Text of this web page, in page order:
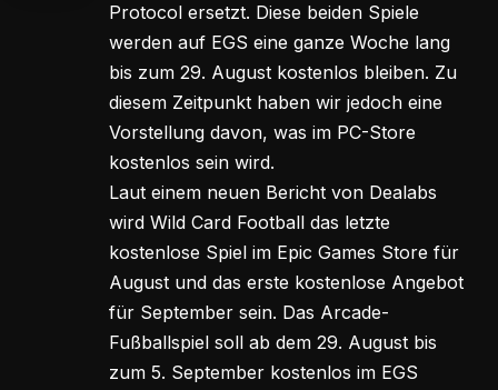
Protocol ersetzt. Diese beiden Spiele
werden auf EGS eine ganze Woche lang
bis zum 29. August kostenlos bleiben. Zu
diesem Zeitpunkt haben wir jedoch eine
Vorstellung davon, was im PC-Store
kostenlos sein wird.
Laut einem neuen Bericht von Dealabs
wird Wild Card Football das letzte
kostenlose Spiel im Epic Games Store für
August und das erste kostenlose Angebot
für September sein. Das Arcade-
Fußballspiel soll ab dem 29. August bis
zum 5. September kostenlos im EGS